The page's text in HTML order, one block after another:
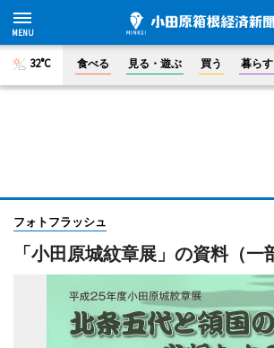
32°C 食べる 見る・遊ぶ 買う 暮ら
フォトフラッシュ
「小田原城紋章展」の資料（一